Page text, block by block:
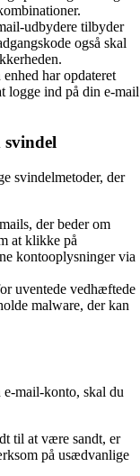
udbydere tilbyder
også skal
har opdateret
logge ind på din e-mail
svindel
svindelmetoder, der
der beder om
at klikke på
kontooplysninger via
uventede vedhæftede
malware, der kan
mail-konto, skal du
til at være sandt, er
på usædvanlige